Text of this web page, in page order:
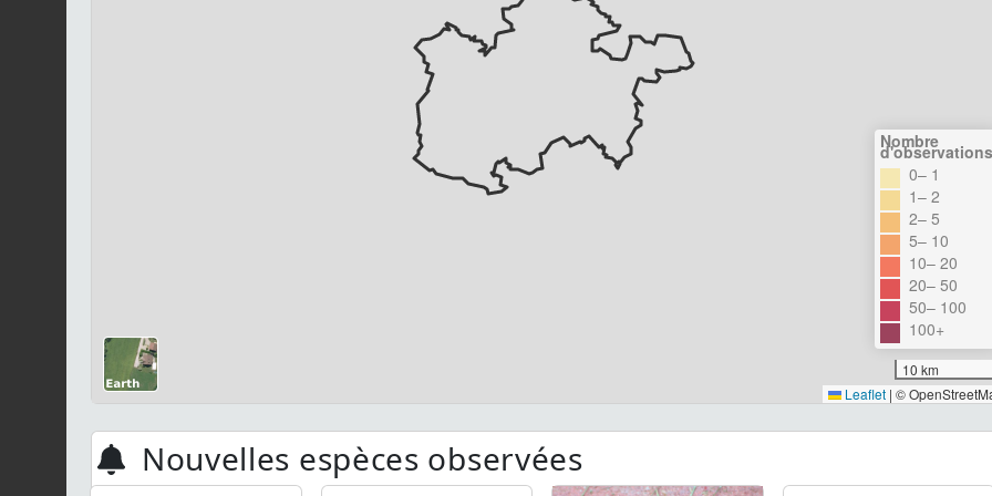
Nombre
0– 1
1– 2
2– 5
5– 10
10– 20
20– 50
50– 100
100+
10 km
Leaflet | ©
Nouvelles espèces observées